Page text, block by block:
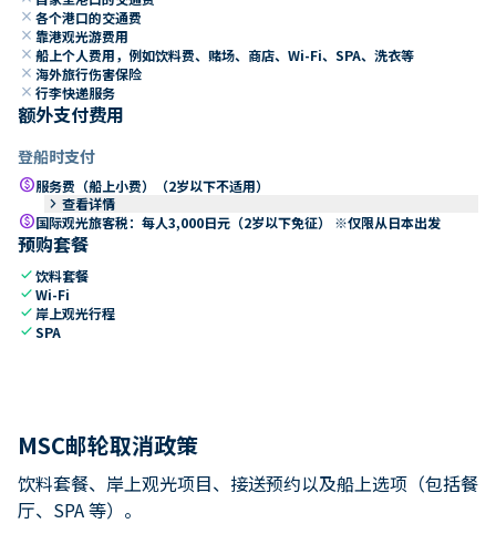
close 各个港口的交通费
close 靠港观光游费用
close 船上个人费用，例如饮料费、赌场、商店、Wi-Fi、SPA、洗衣等
close 海外旅行伤害保险
close 行李快递服务
额外支付费用
登船时支付
paid服务费（船上小费）（2岁以下不适用）
keyboard_arrow_right 查看详情
paid国际观光旅客税：每人3,000日元（2岁以下免征） ※仅限从日本出发
预购套餐
check饮料套餐
checkWi-Fi
check 岸上观光行程
checkSPA
MSC邮轮取消政策
饮料套餐、岸上观光项目、接送预约以及船上选项（包括餐
厅、SPA 等）。